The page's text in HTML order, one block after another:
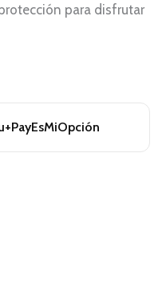
para disfrutar
EsMiOpción